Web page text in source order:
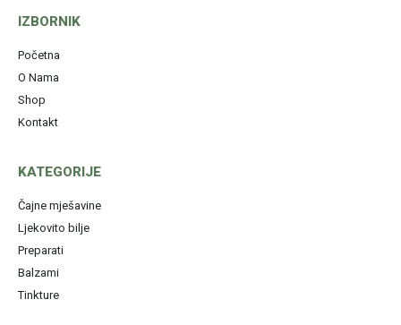
IZBORNIK
Početna
O Nama
Shop
Kontakt
KATEGORIJE
Čajne mješavine
Ljekovito bilje
Preparati
Balzami
Tinkture